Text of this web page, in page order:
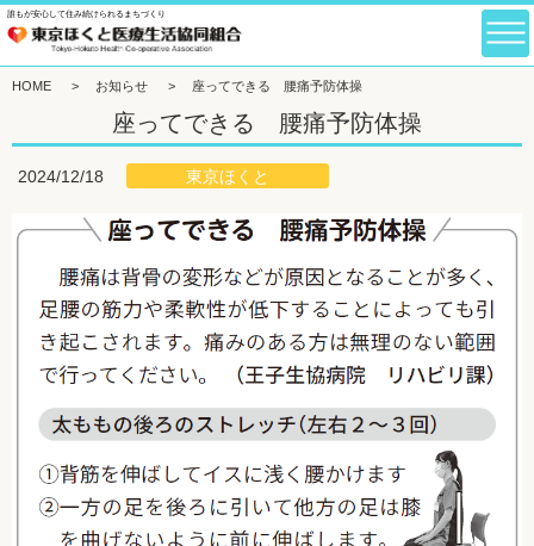
誰もが安心して住み続けられるまちづくり
HOME > お知らせ > 座ってできる 腰痛予防体操
座ってできる 腰痛予防体操
2024/12/18 東京ほくと